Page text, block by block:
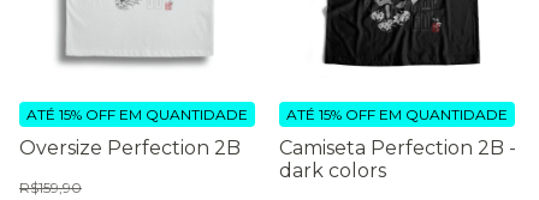
Oversize Perfection 2B
R$159,90
ATÉ 15% OFF EM QUANTIDADE
Camiseta Perfection 2B -
dark colors
ATÉ 15% OFF EM QUANTIDADE